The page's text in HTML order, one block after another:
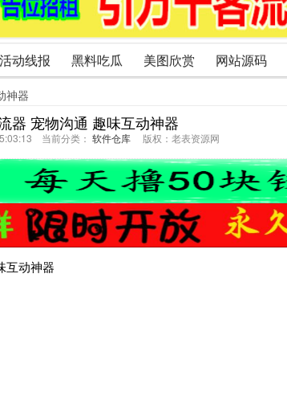
活动线报 黑料吃瓜 美图欣赏 网站源码
神器
器 宠物沟通 趣味互动神器
当前分类： 软件仓库 版权：老表资源网
互动神器